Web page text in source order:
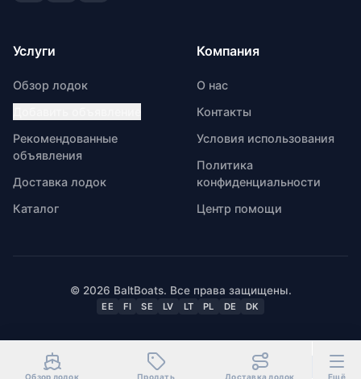
Услуги
Обзор лодок
Рекомендованные
объявления
Доставка лодок
Каталог
Компания
О нас
Контакты
Условия использования
Политика
конфиденциальности
Центр помощи
© 2026 BaltBoats. Все права защищены.
EE FI SE LV LT PL DE DK
Обзор лодок Продать Доставка лодок Ещё